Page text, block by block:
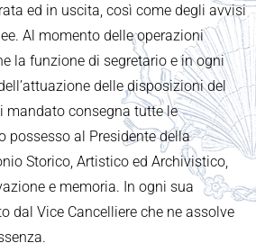
ed in uscita, così come degli avvisi
Al momento delle operazioni
la funzione di segretario e in ogni
delle disposizioni del
mandato consegna tutte le
possesso al Presidente della
Storico, Artistico ed Archivistico,
e memoria. In ogni sua
dal Vice Cancelliere che ne assolve